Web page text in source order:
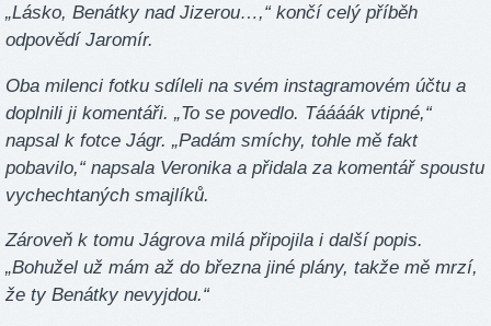
„Lásko, Benátky nad Jizerou…,“ končí celý příběh
odpovědí Jaromír.
Oba milenci fotku sdíleli na svém instagramovém účtu a
doplnili ji komentáři. „To se povedlo. Táááák vtipné,“
napsal k fotce Jágr. „Padám smíchy, tohle mě fakt
pobavilo,“ napsala Veronika a přidala za komentář spoustu
vychechtaných smajlíků.
Zároveň k tomu Jágrova milá připojila i další popis.
„Bohužel už mám až do března jiné plány, takže mě mrzí,
že ty Benátky nevyjdou.“